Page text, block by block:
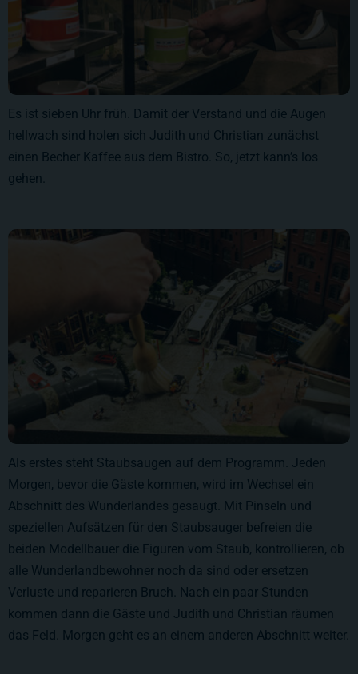
Es ist sieben Uhr früh. Damit der Verstand und die Augen
hellwach sind holen sich Judith und Christian zunächst
einen Becher Kaffee aus dem Bistro. So, jetzt kann’s los
gehen.
Als erstes steht Staubsaugen auf dem Programm. Jeden
Morgen, bevor die Gäste kommen, wird im Wechsel ein
Abschnitt des Wunderlandes gesaugt. Mit Pinseln und
speziellen Aufsätzen für den Staubsauger befreien die
beiden Modellbauer die Figuren vom Staub, kontrollieren, ob
alle Wunderlandbewohner noch da sind oder ersetzen
Verluste und reparieren Bruch. Nach ein paar Stunden
kommen dann die Gäste und Judith und Christian räumen
das Feld. Morgen geht es an einem anderen Abschnitt weiter.